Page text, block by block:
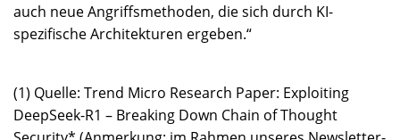
auch neue Angriffsmethoden, die sich durch KI-
spezifische Architekturen ergeben.“
(1) Quelle: Trend Micro Research Paper: Exploiting
DeepSeek-R1 – Breaking Down Chain of Thought